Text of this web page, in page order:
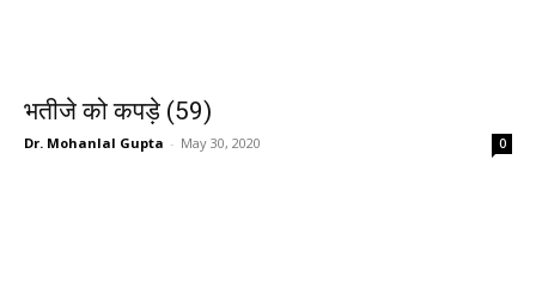
भतीजे को कपड़े (59)
Dr. Mohanlal Gupta - May 30, 2020 0